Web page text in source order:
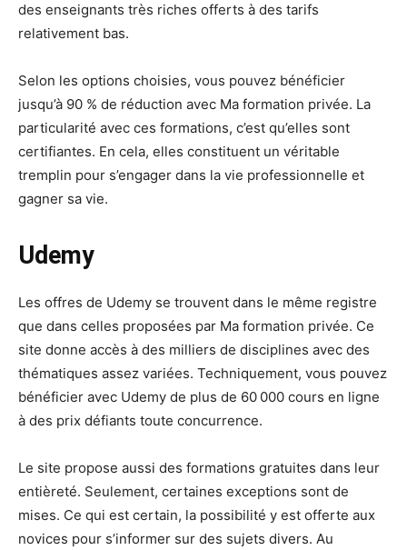
des enseignants très riches offerts à des tarifs
relativement bas.
Selon les options choisies, vous pouvez bénéficier
jusqu’à 90 % de réduction avec Ma formation privée. La
particularité avec ces formations, c’est qu’elles sont
certifiantes. En cela, elles constituent un véritable
tremplin pour s’engager dans la vie professionnelle et
gagner sa vie.
Udemy
Les offres de Udemy se trouvent dans le même registre
que dans celles proposées par Ma formation privée. Ce
site donne accès à des milliers de disciplines avec des
thématiques assez variées. Techniquement, vous pouvez
bénéficier avec Udemy de plus de 60 000 cours en ligne
à des prix défiants toute concurrence.
Le site propose aussi des formations gratuites dans leur
entièreté. Seulement, certaines exceptions sont de
mises. Ce qui est certain, la possibilité y est offerte aux
novices pour s’informer sur des sujets divers. Au